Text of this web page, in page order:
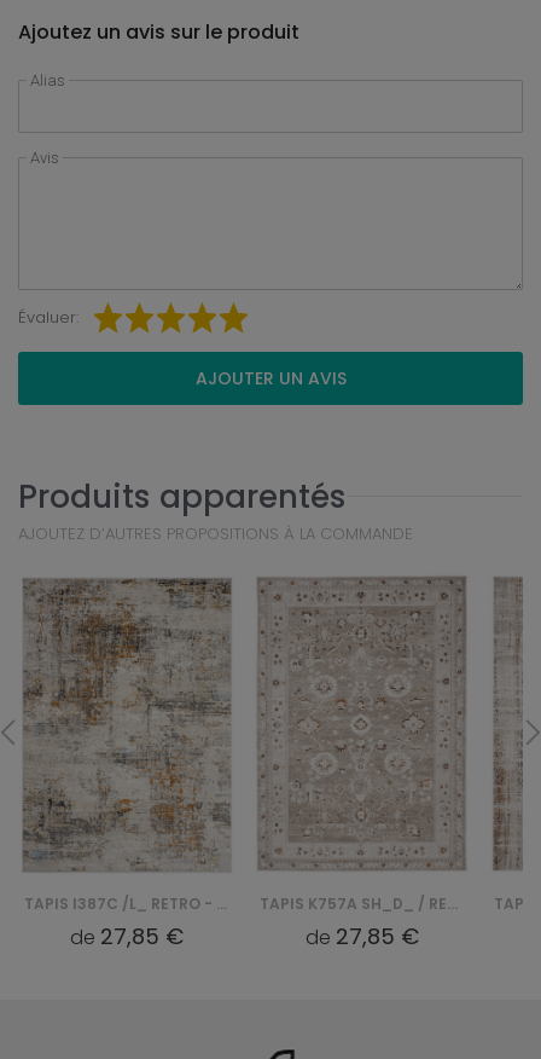
Ajoutez un avis sur le produit
Alias
Avis
Évaluer:
AJOUTER UN AVIS
Produits apparentés
AJOUTEZ D’AUTRES PROPOSITIONS À LA COMMANDE
TAPIS I387C /L_ RETRO - NIEBIESKI, BIAŁY
de 27,85 €
TAPIS K757A SH_D_ / RETRO - BEŻOWY, BIAŁY
de 27,85 €